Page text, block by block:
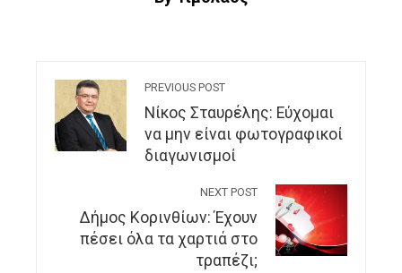
PREVIOUS POST
Νίκος Σταυρέλης: Εύχομαι
να μην είναι φωτογραφικοί
διαγωνισμοί
NEXT POST
Δήμος Κορινθίων: Έχουν
πέσει όλα τα χαρτιά στο
τραπέζι;